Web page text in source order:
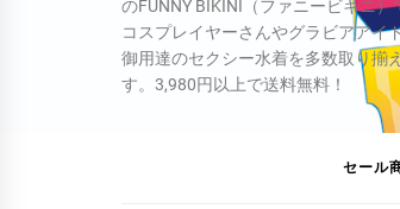
のFUNNY BIKINI（ファニービキニ）
コスプレイヤーさんやグラビアアイ
御用達のセクシー水着を多数取り揃
す。3,980円以上で送料無料！
セール